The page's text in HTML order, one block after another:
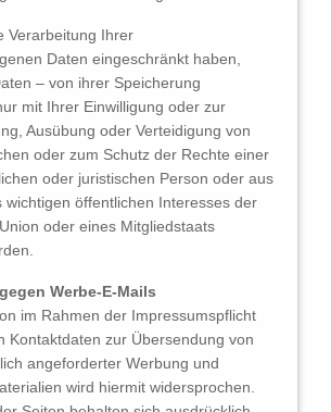
Verarbeitung Ihrer
Daten eingeschränkt haben,
– von ihrer Speicherung
mit Ihrer Einwilligung oder zur
Ausübung oder Verteidigung von
oder zum Schutz der Rechte einer
oder juristischen Person oder aus
wichtigen öffentlichen Interesses der
oder eines Mitgliedstaats
Werbe-E-Mails
im Rahmen der Impressumspflicht
Kontaktdaten zur Übersendung von
angeforderter Werbung und
wird hiermit widersprochen.